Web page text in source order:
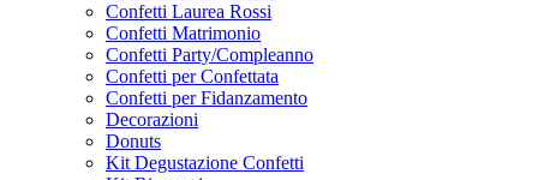
Confetti Laurea Rossi
Confetti Matrimonio
Confetti Party/Compleanno
Confetti per Confettata
Confetti per Fidanzamento
Decorazioni
Donuts
Kit Degustazione Confetti